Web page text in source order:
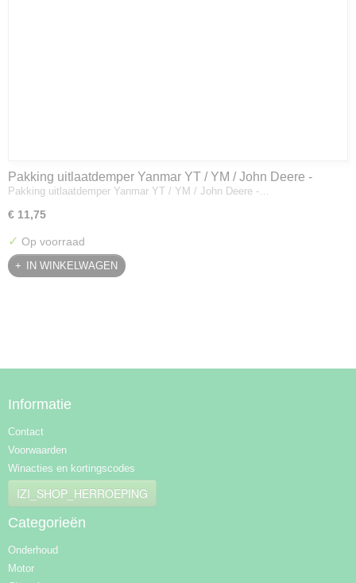
Pakking uitlaatdemper Yanmar YT / YM / John Deere -
128300-13230
Pakking uitlaatdemper Yanmar YT / YM / John Deere -…
€ 11,75
✓ Op voorraad
IN WINKELWAGEN
Informatie
Contact
Voorwaarden
Winacties en kortingscodes
IZI_SHOP_HERROEPING
Categorieën
Onderhoud
Motor